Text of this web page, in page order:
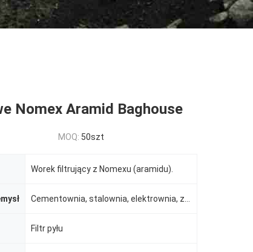
Nomex Aramid Baghouse
MOQ: 50szt
Worek filtrujący z Nomexu (aramidu).
Filtr pyłu